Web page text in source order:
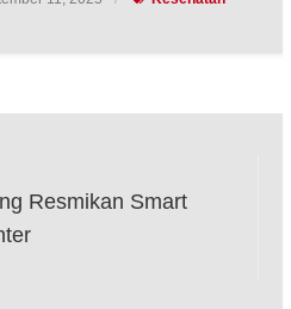
Resmikan Smart